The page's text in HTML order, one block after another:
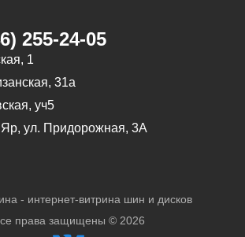
255-24-05
1
31а
уч5
ул. Придорожная, 3А
- интернет-витрина шин и дисков
права защищены © 2026